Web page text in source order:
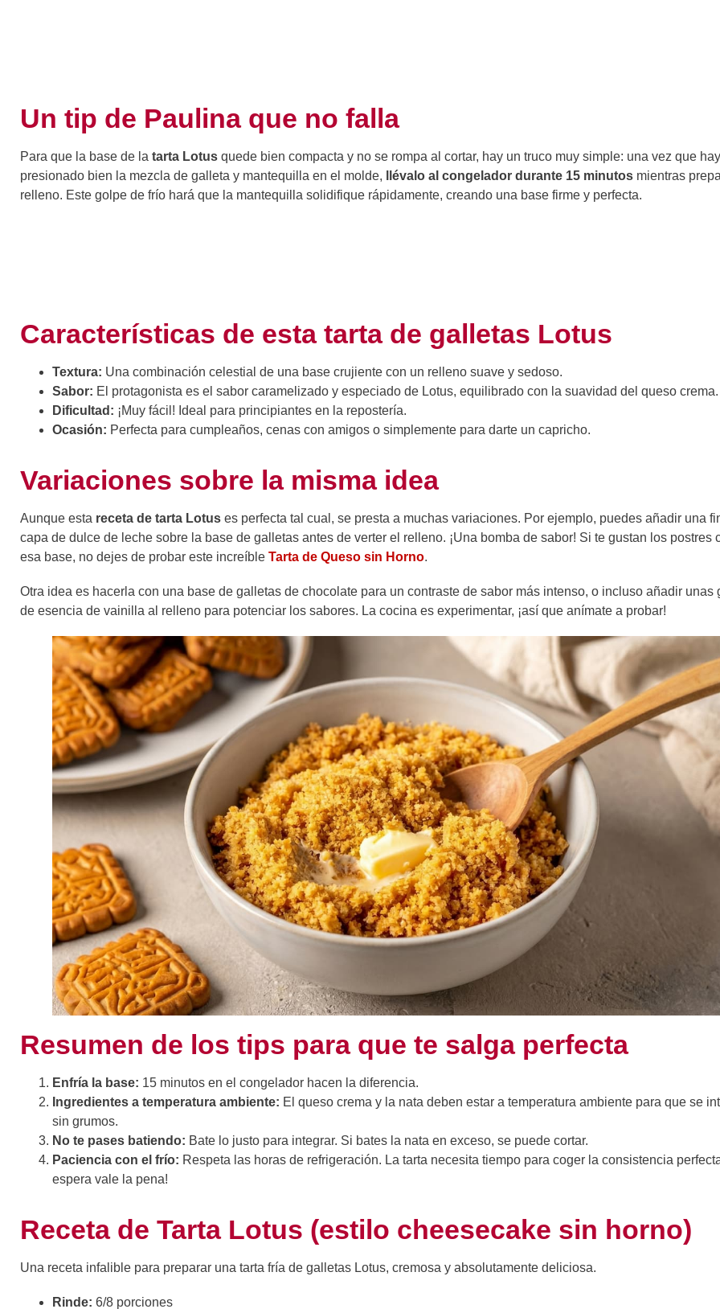
Un tip de Paulina que no falla
Para que la base de la tarta Lotus quede bien compacta y no se rompa al cortar, hay un truco muy simple: una vez que
presionado bien la mezcla de galleta y mantequilla en el molde,
llévalo al congelador durante 15 minutos mientras
relleno. Este golpe de frío hará que la mantequilla solidifique rápidamente, creando una base firme y perfecta.
Características de esta tarta de galletas Lotus
Textura: Una combinación celestial de una base crujiente con un relleno suave y sedoso.
Sabor: El protagonista es el sabor caramelizado y especiado de Lotus, equilibrado con la suavidad del queso crema.
Dificultad: ¡Muy fácil! Ideal para principiantes en la repostería.
Ocasión: Perfecta para cumpleaños, cenas con amigos o simplemente para darte un capricho.
Variaciones sobre la misma idea
Aunque esta receta de tarta Lotus es perfecta tal cual, se presta a muchas variaciones. Por ejemplo, puedes añadir una
capa de dulce de leche sobre la base de galletas antes de verter el relleno. ¡Una bomba de sabor! Si te gustan los postres
esa base, no dejes de probar este increíble Tarta de Queso sin Horno.
Otra idea es hacerla con una base de galletas de chocolate para un contraste de sabor más intenso, o incluso añadir unas
de esencia de vainilla al relleno para potenciar los sabores. La cocina es experimentar, ¡así que anímate a probar!
Resumen de los tips para que te salga perfecta
Enfría la base: 15 minutos en el congelador hacen la diferencia.
Ingredientes a temperatura ambiente: El queso crema y la nata deben estar a temperatura ambiente para que se
sin grumos.
No te pases batiendo: Bate lo justo para integrar. Si bates la nata en exceso, se puede cortar.
Paciencia con el frío: Respeta las horas de refrigeración. La tarta necesita tiempo para coger la consistencia
espera vale la pena!
Receta de Tarta Lotus (estilo cheesecake sin horno)
Una receta infalible para preparar una tarta fría de galletas Lotus, cremosa y absolutamente deliciosa.
Rinde: 6/8 porciones